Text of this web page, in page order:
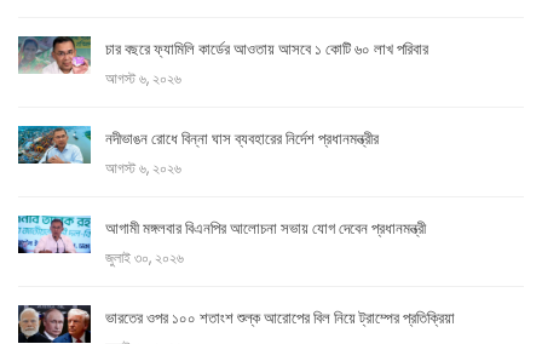
চার বছরে ফ্যামিলি কার্ডের আওতায় আসবে ১ কোটি ৬০ লাখ পরিবার
আগস্ট ৬, ২০২৬
নদীভাঙন রোধে বিন্না ঘাস ব্যবহারের নির্দেশ প্রধানমন্ত্রীর
আগস্ট ৬, ২০২৬
আগামী মঙ্গলবার বিএনপির আলোচনা সভায় যোগ দেবেন প্রধানমন্ত্রী
জুলাই ৩০, ২০২৬
ভারতের ওপর ১০০ শতাংশ শুল্ক আরোপের বিল নিয়ে ট্রাম্পের প্রতিক্রিয়া